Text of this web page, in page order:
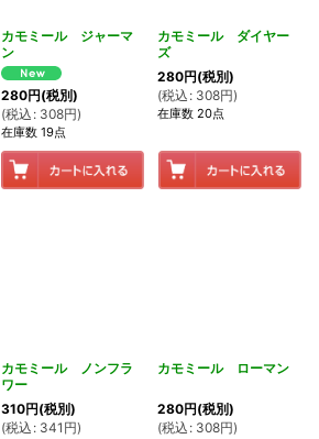
カモミール ジャーマ
ン
280円(税別)
(税込 : 308円)
在庫数 19点
カモミール ダイヤー
ズ
280円(税別)
(税込 : 308円)
在庫数 20点
カモミール ノンフラ
ワー
310円(税別)
(税込 : 341 円)
カモミール ローマン
280円(税別)
(税込 : 308円)